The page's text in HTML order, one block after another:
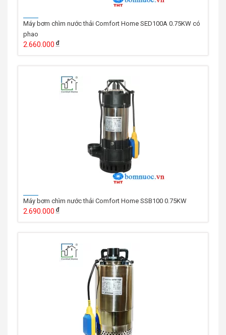
Máy bơm chìm nước thải Comfort Home SED100A 0.75KW có
phao
2.660.000
Máy bơm chìm nước thải Comfort Home SSB100 0.75KW
2.690.000